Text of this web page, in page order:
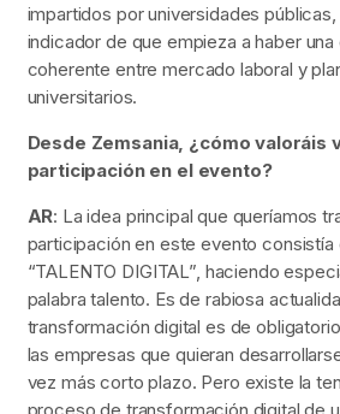
impartidos por universidades públicas,
indicador de que empieza a haber
coherente entre mercado laboral y
universitarios.
Desde Zemsania, ¿cómo valoráis
participación en el evento?
AR: La idea principal que queríamos
participación en este evento
“TALENTO DIGITAL”, haciendo
palabra talento. Es de rabiosa
transformación digital es de
las empresas que quieran
vez más corto plazo. Pero existe la